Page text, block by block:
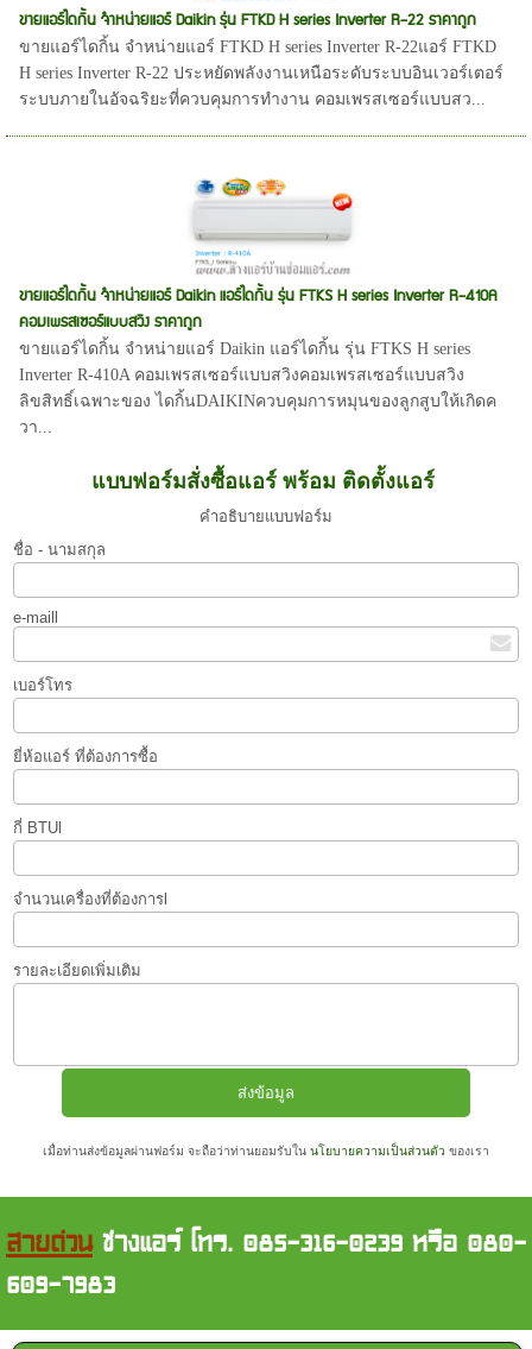
ขายแอร์ไดกิ้น จำหน่ายแอร์ Daikin รุ่น FTKD H series Inverter R-22 ราคาถูก
ขายแอร์ไดกิ้น จำหน่ายแอร์ FTKD H series Inverter R-22แอร์ FTKD
H series Inverter R-22 ประหยัดพลังงานเหนือระดับระบบอินเวอร์เตอร์
ระบบภายในอัจฉริยะที่ควบคุมการทำงาน คอมเพรสเซอร์แบบสว...
ขายแอร์ไดกิ้น จำหน่ายแอร์ Daikin แอร์ไดกิ้น รุ่น FTKS H series Inverter R-410A
คอมเพรสเซอร์แบบสวิง ราคาถูก
ขายแอร์ไดกิ้น จำหน่ายแอร์ Daikin แอร์ไดกิ้น รุ่น FTKS H series
Inverter R-410A คอมเพรสเซอร์แบบสวิงคอมเพรสเซอร์แบบสวิง
ลิขสิทธิ์เฉพาะของ ไดกิ้นDAIKINควบคุมการหมุนของลูกสูบให้เกิดค
วา...
แบบฟอร์มสั่งซื้อแอร์ พร้อม ติดตั้งแอร์
คำอธิบายแบบฟอร์ม
ชื่อ - นามสกุล
e-maill
เบอร์โทร
ยี่ห้อแอร์ ที่ต้องการซื้อ
กี่ BTUl
จำนวนเครื่องที่ต้องการl
รายละเอียดเพิ่มเติม
เมื่อท่านส่งข้อมูลผ่านฟอร์ม จะถือว่าท่านยอมรับในนโยบายความเป็นส่วนตัว ของเรา
สายด่วนช่างแอร์ โทร. 085-316-0239 หรือ 080-
609-7983